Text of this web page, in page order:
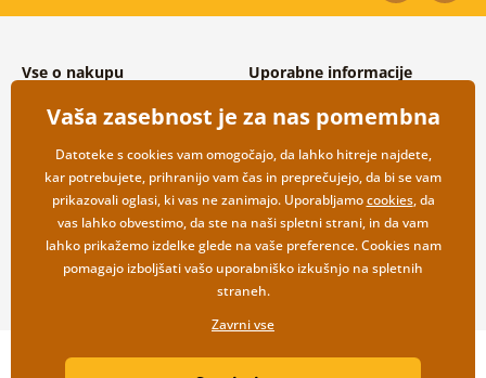
Vse o nakupu
Splošni in reklamacijski pogoji
Varovanje osebnih podatkov
Možnosti dostave in plačila
Vračilo blaga
Uporabne informacije
Pogosto zastavljena vprašanja
Kontakti
Veleprodaja
Copyright ©2019 © Dovido.si.
Vaša zasebnost je za nas pomembna
Datoteke s cookies vam omogočajo, da lahko hitreje najdete,
kar potrebujete, prihranijo vam čas in preprečujejo, da bi se vam
prikazovali oglasi, ki vas ne zanimajo. Uporabljamocookies, da
vas lahko obvestimo, da ste na naši spletni strani, in da vam
lahko prikažemo izdelke glede na vaše preference. Cookies nam
pomagajo izboljšati vašo uporabniško izkušnjo na spletnih
straneh.
Zavrni vse